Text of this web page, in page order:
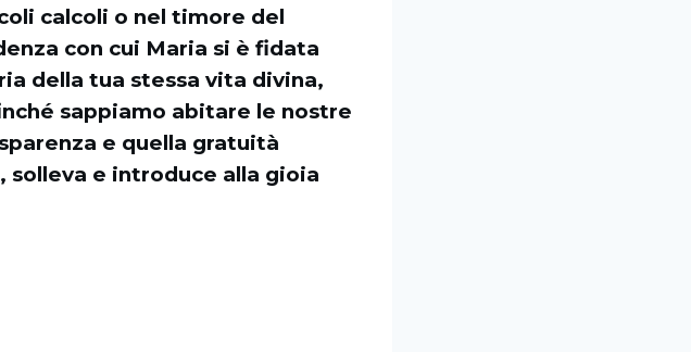
calcoli o nel timore del
con cui Maria si è fidata
della tua stessa vita divina,
sappiamo abitare le nostre
e quella gratuità
solleva e introduce alla gioia